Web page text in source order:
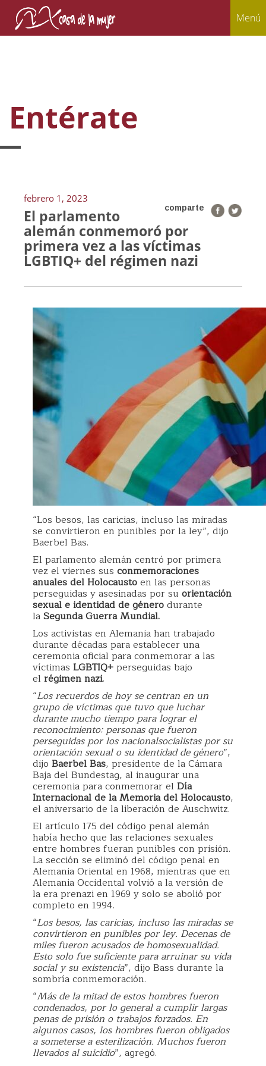
Menú
Entérate
febrero 1, 2023
comparte
El parlamento
alemán conmemoró por
primera vez a las víctimas
LGBTIQ+ del régimen nazi
“Los besos, las caricias, incluso las miradas
se convirtieron en punibles por la ley”, dijo
Baerbel Bas.
El parlamento alemán centró por primera
vez el viernes sus conmemoraciones
anuales del Holocaustoen las personas
perseguidas y asesinadas por su orientación
sexual e identidad de génerodurante
laSegunda Guerra Mundial.
Los activistas en Alemania han trabajado
durante décadas para establecer una
ceremonia oficial para conmemorar a las
víctimas LGBTIQ+perseguidas bajo
el régimen nazi.
“Los recuerdos de hoy se centran en un
grupo de víctimas que tuvo que luchar
durante mucho tiempo para lograr el
reconocimiento: personas que fueron
perseguidas por los nacionalsocialistas por su
orientación sexual o su identidad de género”,
dijo Baerbel Bas, presidente de la Cámara
Baja del Bundestag, al inaugurar una
ceremonia para conmemorar el Día
Internacional de la Memoria del Holocausto,
el aniversario de la liberación de Auschwitz.
El artículo 175 del código penal alemán
había hecho que las relaciones sexuales
entre hombres fueran punibles con prisión.
La sección se eliminó del código penal en
Alemania Oriental en 1968, mientras que en
Alemania Occidental volvió a la versión de
la era prenazi en 1969 y solo se abolió por
completo en 1994.
“Los besos, las caricias, incluso las miradas se
convirtieron en punibles por ley. Decenas de
miles fueron acusados de homosexualidad.
Esto solo fue suficiente para arruinar su vida
social y su existencia”, dijo Bass durante la
sombría conmemoración.
“Más de la mitad de estos hombres fueron
condenados, por lo general a cumplir largas
penas de prisión o trabajos forzados. En
algunos casos, los hombres fueron obligados
a someterse a esterilización. Muchos fueron
llevados al suicidio”, agregó.